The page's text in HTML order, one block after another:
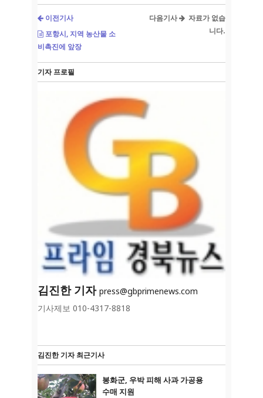
이전기사
포항시, 지역 농산물 소
비촉진에 앞장
다음기사
자료가 없습
니다.
기자 프로필
김진한 기자 press@gbprimenews.com
기사제보 010-4317-8818
김진한 기자 최근기사
봉화군, 우박 피해 사과 가공용
수매 지원